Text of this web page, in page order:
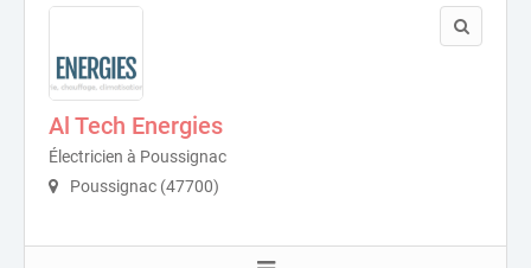
Al Tech Energies
Électricien à Poussignac
Poussignac (47700)